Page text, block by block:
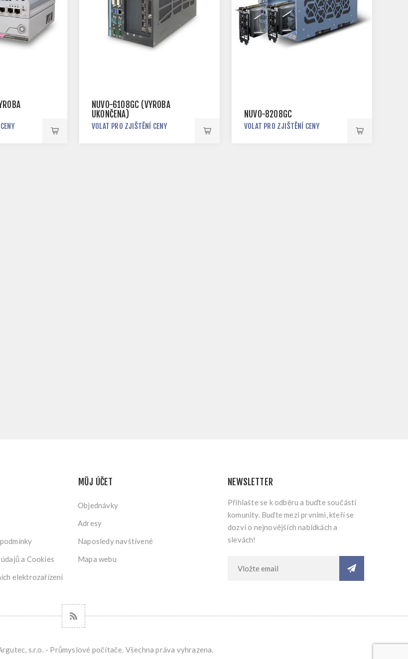
NUVO-6108GC (VÝROBA
UKONČENA)
VOLAT PRO ZJIŠTĚNÍ CENY
NUVO-8208GC
VOLAT PRO ZJIŠTĚNÍ CENY
a Cookies
elektrozařízení
MŮJ ÚČET
Objednávky
Adresy
Naposledy navštívené
Mapa webu
NEWSLETTER
Přihlašte se k odběru a buďte součástí
komunity. Buďte mezi prvními, kteří se
dozví o nejnovějších nabídkách a
slevách!
s.r.o. - Průmyslové počítače. Všechna práva vyhrazena.